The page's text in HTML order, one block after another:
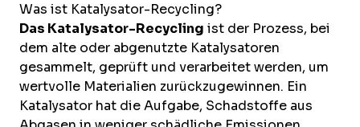
Was ist Katalysator-Recycling?
Das Katalysator-Recycling ist der Prozess, bei
dem alte oder abgenutzte Katalysatoren
gesammelt, geprüft und verarbeitet werden, um
wertvolle Materialien zurückzugewinnen. Ein
Katalysator hat die Aufgabe, Schadstoffe aus